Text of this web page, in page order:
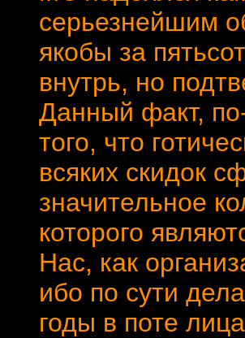
серьезнейшим
якобы за
внутрь, но
Данный факт,
того, что
всяких скидок
значительное
которого
Нас, как
ибо по сути
годы в поте